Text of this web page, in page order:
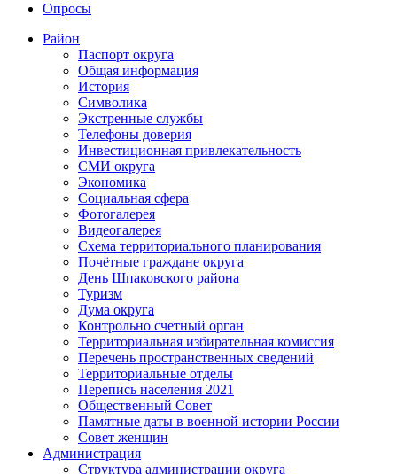
Опросы
Район
Паспорт округа
Общая информация
История
Символика
Экстренные службы
Телефоны доверия
Инвестиционная привлекательность
СМИ округа
Экономика
Социальная сфера
Фотогалерея
Видеогалерея
Схема территориального планирования
Почётные граждане округа
День Шпаковского района
Туризм
Дума округа
Контрольно счетный орган
Территориальная избирательная комиссия
Перечень пространственных сведений
Территориальные отделы
Перепись населения 2021
Общественный Совет
Памятные даты в военной истории России
Совет женщин
Администрация
Структура администрации округа